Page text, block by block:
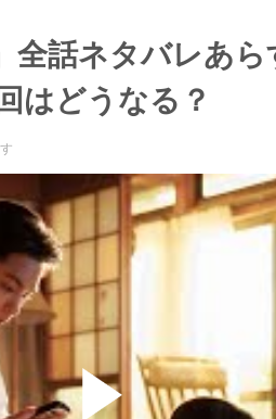
全話ネタバレあ
はどうなる？